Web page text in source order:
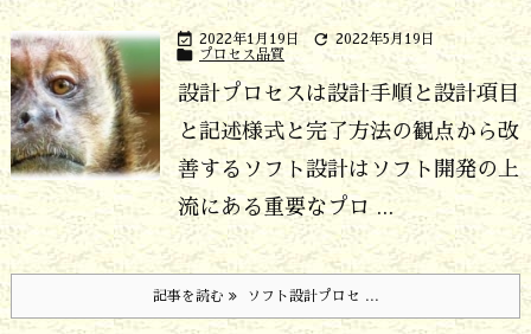
 2022年1月19日  2022年5月19日
 プロセス品質
設計プロセスは設計手順と設計項目
と記述様式と完了方法の観点から改
善する ソフト設計はソフト開発の上
流にある重要なプロ ...
記事を読む ソフト設計プロセ ...